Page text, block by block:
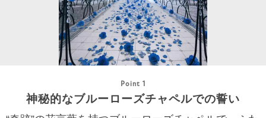
Point 1
神秘的なブルーローズチャペルでの誓い